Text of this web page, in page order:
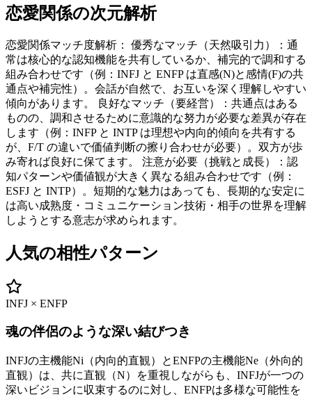
恋愛関係の次元解析
恋愛関係マッチ度解析： 優秀なマッチ（天然吸引力）：通
常は核心的な認知機能を共有しているか、補完的で調和する
組み合わせです（例：INFJ と ENFP は直感(N)と感情(F)の共
通点や補完性）。会話が自然で、お互いを深く理解しやすい
傾向があります。 良好なマッチ（要経営）：共通点はある
ものの、調和させるために意識的な努力が必要な差異が存在
します（例：INFP と INTP は理想や内向的傾向を共有する
が、F/T の違いで価値判断の擦り合わせが必要）。双方が歩
み寄れば良好に保てます。 注意が必要（挑戦と成長）：認
知パターンや価値観が大きく異なる組み合わせです（例：
ESFJ と INTP）。短期的な魅力はあっても、長期的な安定に
は高い成熟度・コミュニケーション技術・相手の世界を理解
しようとする意志が求められます。
人気の相性パターン
INFJ × ENFP
魂の伴侶のような深い結びつき
INFJの主機能Ni（内向的直観）とENFPの主機能Ne（外向的
直観）は、共に直観（N）を重視しながらも、INFJが一つの
深いビジョンに収束するのに対し、ENFPは多様な可能性を